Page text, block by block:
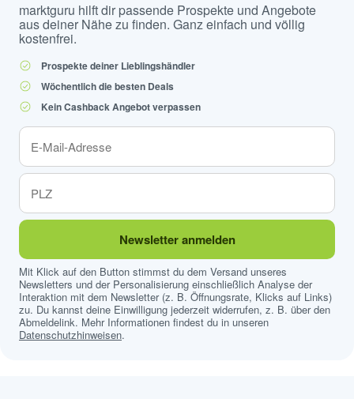
marktguru hilft dir passende Prospekte und Angebote
aus deiner Nähe zu finden. Ganz einfach und völlig
kostenfrei.
Prospekte deiner Lieblingshändler
Wöchentlich die besten Deals
Kein Cashback Angebot verpassen
Newsletter anmelden
Mit Klick auf den Button stimmst du dem Versand unseres
Newsletters und der Personalisierung einschließlich Analyse der
Interaktion mit dem Newsletter (z. B. Öffnungsrate, Klicks auf Links)
zu. Du kannst deine Einwilligung jederzeit widerrufen, z. B. über den
Abmeldelink. Mehr Informationen findest du in unseren
Datenschutzhinweisen.